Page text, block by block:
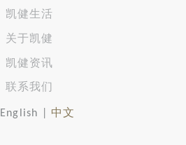
凯健生活
关于凯健
凯健资讯
联系我们
English 中文